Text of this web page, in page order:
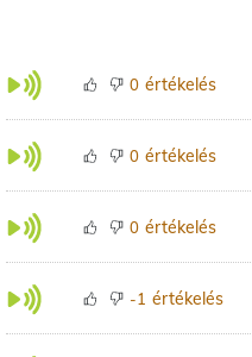
0 értékelés
0 értékelés
0 értékelés
-1 értékelés